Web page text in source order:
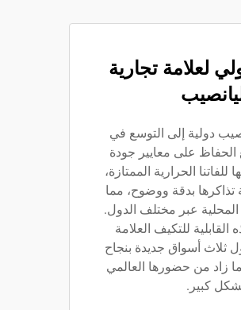
لعلامة تجارية
دولية إلى التوسع في
على معايير جودة
للفاتنا الحرارية الممتازة،
بدقة ووضوح، مما
المحلية عبر مختلف الدول.
للتكيف العلامة
ثلاث أسواق جديدة بنجاح
زاد من حضورها العالمي
كبير.